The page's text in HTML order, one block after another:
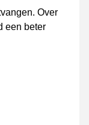
Over
een beter